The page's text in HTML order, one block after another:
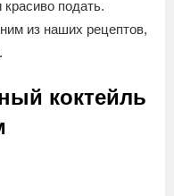
подать.
из наших рецептов,
коктейль